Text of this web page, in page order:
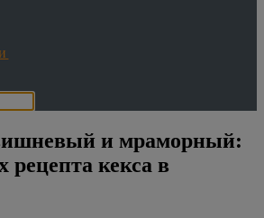
и мраморный:
кекса в